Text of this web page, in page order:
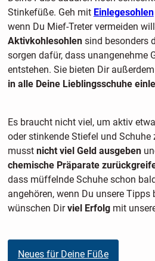
Stinkefüße. Geh mit Einlegesohlen
wenn Du Mief-Treter vermeiden
Aktivkohlesohlensind besonders
sorgen dafür, dass unangenehme
entstehen. Sie bieten Dir
in alle Deine Lieblingsschuhe
Es braucht nicht viel, um aktiv
oder stinkende Stiefel und Schuhe
musst nicht viel Geld ausgeben
chemische Präparate
dass müffelnde Schuhe schon
angehören, wenn Du unsere Tipps
wünschen Dirviel Erfolgmit
Neues für Deine Füße